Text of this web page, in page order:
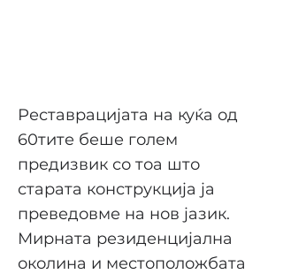
Реставрацијата на куќа од
60тите беше голем
предизвик со тоа што
старата конструкција ја
преведовме на нов јазик.
Мирната резиденцијална
околина и местоположбата